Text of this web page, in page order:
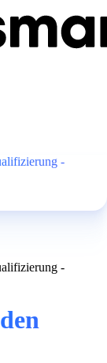
-
-